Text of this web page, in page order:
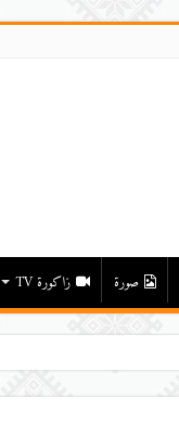
صورة زاكورة TV